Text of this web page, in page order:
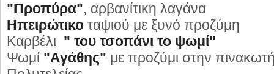
"Προπύρα", αρβανίτικη λαγάνα
Ηπειρώτικο ταψιού με ξυνό προζύμη
Καρβέλι " του τσοπάνι το ψωμί"
Ψωμί "Αγάθης" με προζύμι στην